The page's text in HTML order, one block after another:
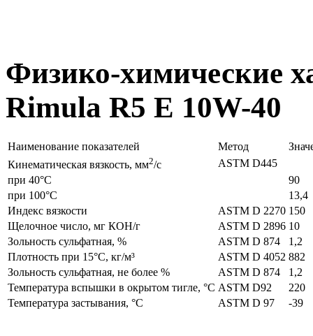
Физико-химические
Rimula R5 E 10W-40
Наименование показателей Метод
Кинематическая вязкость, мм2/с
ASTM D445
при 40°C
90
при 100°C
13,4
Индекс вязкости
ASTM D 2270 150
Щелочное число, мг КОН/г
ASTM D 2896 10
Зольность сульфатная, %
ASTM D 874
1,2
Плотность при 15°C, кг/м³
ASTM D 4052 882
Зольность сульфатная, не более %
ASTM D 874
1,2
Температура вспышки в окрытом тигле, °C ASTM D92
220
Температура застывания, °C
ASTM D 97 -39